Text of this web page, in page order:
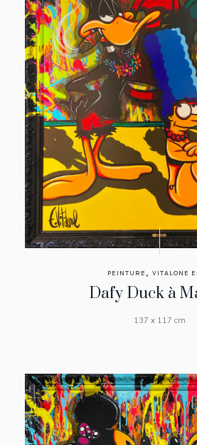
PEINTURE , VITALONE
Dafy Duck à
137 x 117 cm